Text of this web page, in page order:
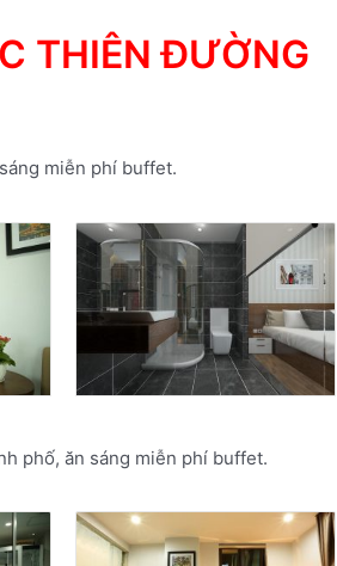
THIÊN ĐƯỜNG
miễn phí buffet.
phố, ăn sáng miễn phí buffet.